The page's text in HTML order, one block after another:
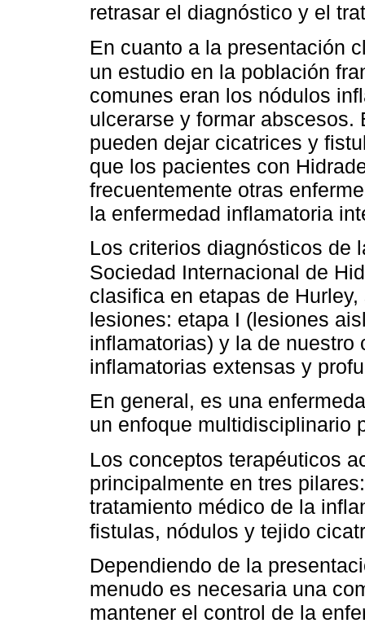
retrasar el diagnóstico y el
En cuanto a la presentación
un estudio en la población
comunes eran los nódulos
ulcerarse y formar
pueden dejar cicatrices y
que los pacientes con
frecuentemente otras
la enfermedad inflamatoria
Los criterios diagnósticos de
Sociedad Internacional de
clasifica en etapas de
lesiones: etapa I (lesiones
inflamatorias) y la de
inflamatorias extensas y
En general, es una
un enfoque multidisciplinario
Los conceptos terapéuticos
principalmente en tres
tratamiento médico de la
fistulas, nódulos y tejido
Dependiendo de la
menudo es necesaria una
mantener el control de la